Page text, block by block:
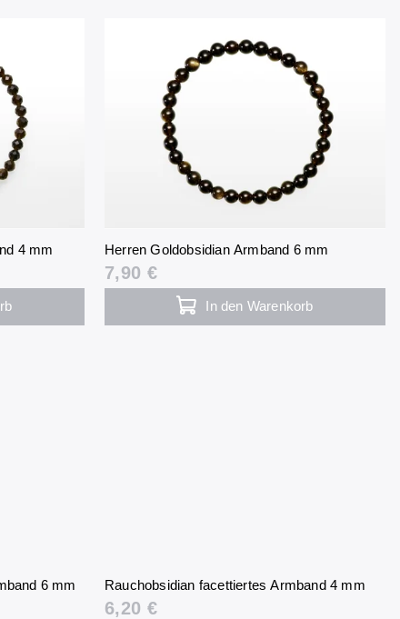
4 mm Herren Goldobsidian Armband 6 mm
7,90 €
In den Warenkorb
6 mm Rauchobsidian facettiertes Armband 4 mm
6,20 €